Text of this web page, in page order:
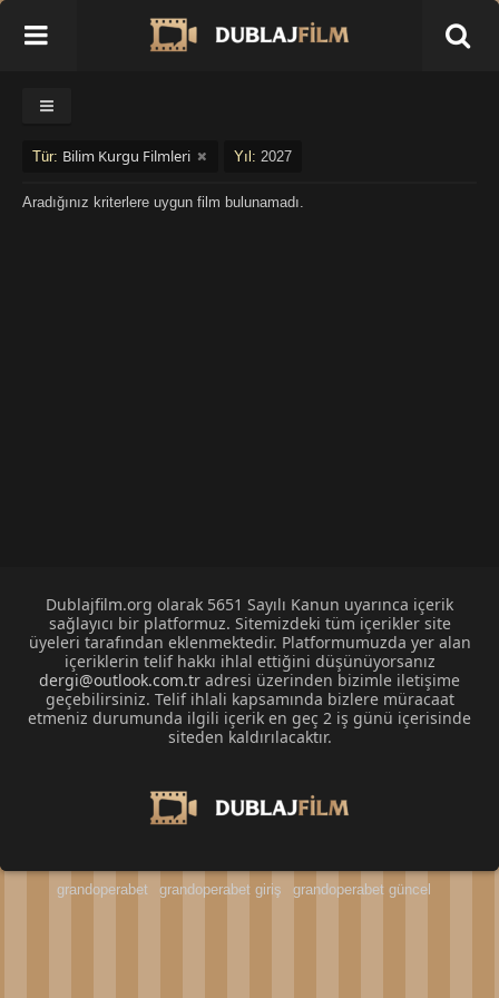
Tür: Bilim Kurgu Filmleri Yıl: 2027
Aradığınız kriterlere uygun film bulunamadı.
Dublajfilm.org olarak 5651 Sayılı Kanun uyarınca içerik
sağlayıcı bir platformuz. Sitemizdeki tüm içerikler site
üyeleri tarafından eklenmektedir. Platformumuzda yer alan
içeriklerin telif hakkı ihlal ettiğini düşünüyorsanız
dergi@outlook.com.tr adresi üzerinden bizimle iletişime
geçebilirsiniz. Telif ihlali kapsamında bizlere müracaat
etmeniz durumunda ilgili içerik en geç 2 iş günü içerisinde
siteden kaldırılacaktır.
grandoperabet grandoperabet giriş grandoperabet güncel